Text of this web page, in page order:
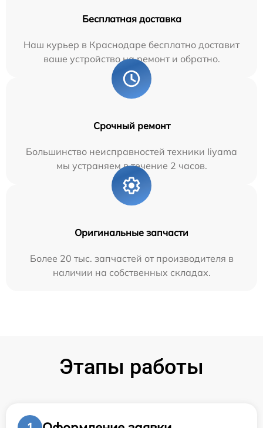
Бесплатная доставка
Наш курьер в Краснодаре бесплатно доставит
ваше устройство на ремонт и обратно.
Срочный ремонт
Большинство неисправностей техники Iiyama
мы устраняем в течение 2 часов.
Оригинальные запчасти
Более 20 тыс. запчастей от производителя в
наличии на собственных складах.
Этапы работы